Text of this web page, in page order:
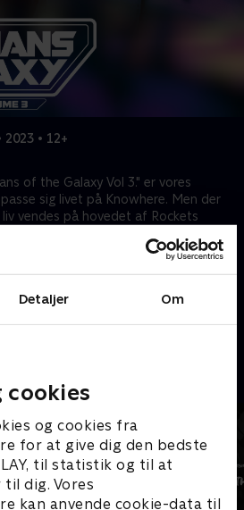
Detaljer Om
cookies
og cookies fra
for at give dig den bedste
til statistik og til at
dig. Vores
kan anvende cookie-data til
2023 • 12+
of the Galaxy Vol 3." er vores
sig livet på Knowhere. Men der
vendes på hovedet af Rockets
at redde Rockets liv - en mission, der
tilkøb